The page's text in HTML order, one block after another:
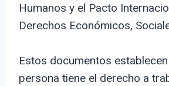
Humanos y el Pacto
Derechos Económicos,
Estos documentos
persona tiene el derecho a